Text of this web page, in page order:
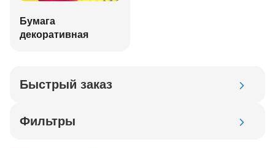
Бумага
декоративная
Быстрый заказ
Фильтры